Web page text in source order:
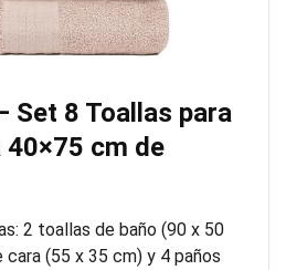
Set 8 Toallas para
40×75 cm de
2 toallas de baño (90 x 50
(55 x 35 cm) y 4 paños